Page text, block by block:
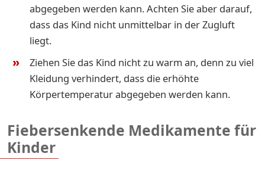
abgegeben werden kann. Achten Sie aber darauf,
dass das Kind nicht unmittelbar in der Zugluft
liegt.
Ziehen Sie das Kind nicht zu warm an, denn zu viel
Kleidung verhindert, dass die erhöhte
Körpertemperatur abgegeben werden kann.
Fiebersenkende Medikamente für
Kinder